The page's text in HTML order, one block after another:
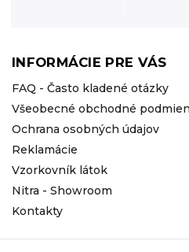
INFORMÁCIE PRE VÁS
FAQ - Často kladené otázky
Všeobecné obchodné
Ochrana osobných údajov
Reklamácie
Vzorkovník látok
Nitra - Showroom
Kontakty